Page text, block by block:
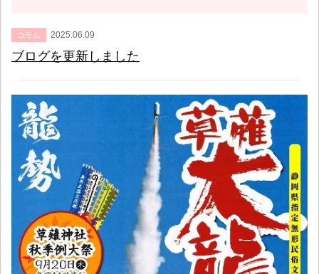
コラム 2025.06.09
ブログを更新しました